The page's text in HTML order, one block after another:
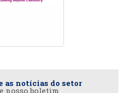
as notícias do setor
nosso boletim